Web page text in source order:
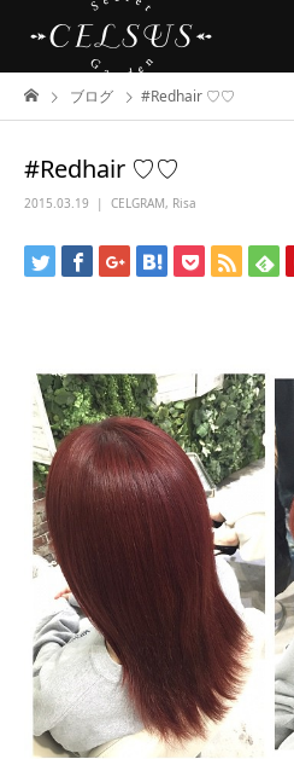
ブログ #Redhair ♡♡
#Redhair ♡♡
2015.03.19 CELGRAM, Risa